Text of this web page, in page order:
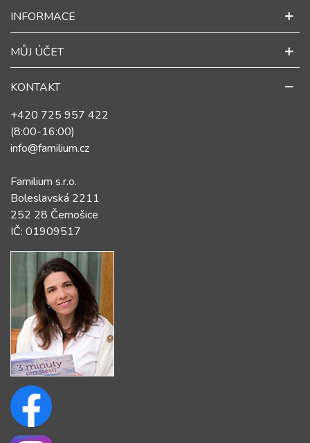
INFORMACE
MŮJ ÚČET
KONTAKT
+420 725 957 422
(8:00-16:00)
info@familium.cz
Familium s.r.o.
Boleslavská 2211
252 28 Černošice
IČ: 01909517